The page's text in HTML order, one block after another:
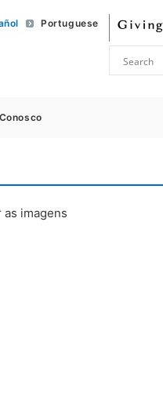
Portuguese
as imagens